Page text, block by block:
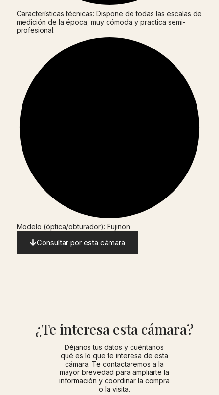
Características técnicas: Dispone de todas las escalas de
medición de la época, muy cómoda y practica semi-
profesional.
Modelo (óptica/obturador): Fujinon
Consultar por esta cámara
¿Te interesa esta cámara?
Déjanos tus datos y cuéntanos
qué es lo que te interesa de esta
cámara. Te contactaremos a la
mayor brevedad para ampliarte la
información y coordinar la compra
o la visita.